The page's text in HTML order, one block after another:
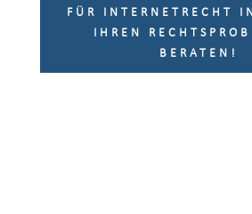
FÜR INTERNETRECHT
IHREN
BERATEN!